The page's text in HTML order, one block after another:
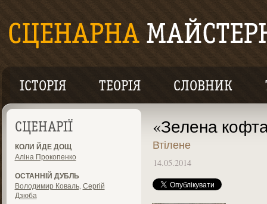
ІСТОРІЯ ТЕОРІЯ СЛОВНИК
СЦЕНАРІЇ
КОЛИ ЙДЕ ДОЩ
Аліна Прокопенко
ОСТАННІЙ ДУБЛЬ
Володимир Коваль, Сергій
Дзюба
«Зелена
Втілене
14.05.2014